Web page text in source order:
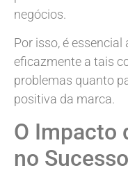
negócios.
Por isso, é
eficazmente a tais
problemas quanto
positiva da marca.
O Impacto
no